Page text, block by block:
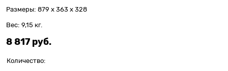
Размеры: 879 x 363 x 328
Вес: 9,15 кг.
8 817 руб.
Количество: